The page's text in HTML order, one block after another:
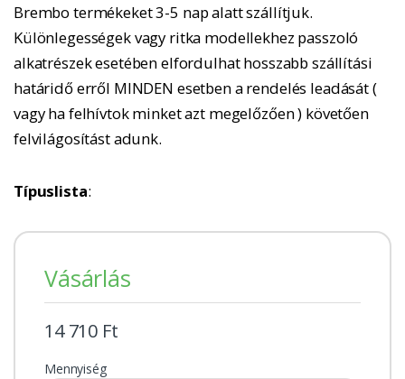
Brembo termékeket 3-5 nap alatt szállítjuk.
Különlegességek vagy ritka modellekhez passzoló
alkatrészek esetében elfordulhat hosszabb szállítási
határidő erről MINDEN esetben a rendelés leadását (
vagy ha felhívtok minket azt megelőzően ) követően
felvilágosítást adunk.
Típuslista:
Vásárlás
14 710 Ft
Mennyiség